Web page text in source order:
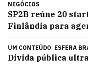
NEGÓCIOS
SP2B reúne 20
Finlândia para
UM CONTEÚDO ESFERA
Dívida pública